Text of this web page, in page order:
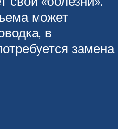
может
в
замена